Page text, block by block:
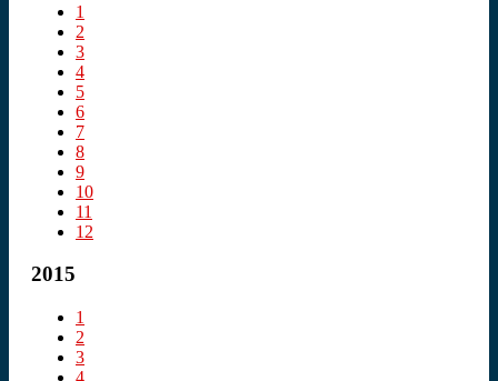
1
2
3
4
5
6
7
8
9
10
11
12
2015
1
2
3
4